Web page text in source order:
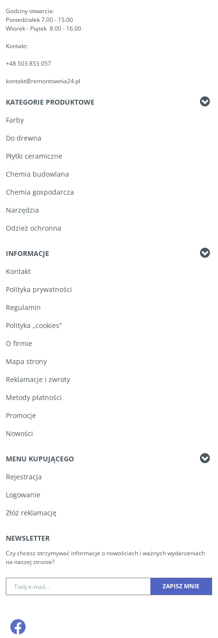
Godziny otwarcia:
Poniedziałek 7.00 - 15.00
Wtorek - Piątek 8.00 - 16.00
Kontakt:
+48 503 853 057
kontakt@remontownia24.pl
KATEGORIE PRODUKTOWE
Farby
Do drewna
Płytki ceramiczne
Chemia budowlana
Chemia gospodarcza
Narzędzia
Odzież ochronna
INFORMACJE
Kontakt
Polityka prywatności
Regulamin
Polityka „cookies”
O firmie
Mapa strony
Reklamacje i zwroty
Metody płatności
Promocje
Nowości
MENU KUPUJĄCEGO
Rejestracja
Logowanie
Złóż reklamację
NEWSLETTER
Czy chcesz otrzymywać informacje o nowościach i ważnych wydarzeniach
na naszej stronie?